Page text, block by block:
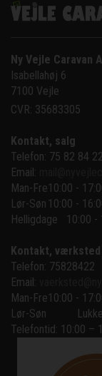
Ny Vejle Caravan
Isabellahøj 6
7100 Vejle
CVR: 35683305
Kontakt, salg
Telefon: 75 82 84 22
Email:
Man-Fre10:00 -
Lør-Søn 10:00 -
Helligdage   10:00 -
Kontakt, værksted
Telefon: 75828422
Email:
Man-Fre10:00 -
Lør-Søn
Telefontid: 10:00 –